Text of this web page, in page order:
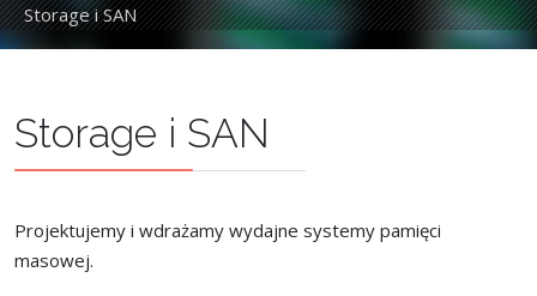
Storage i SAN
Storage i SAN
Projektujemy i wdrażamy wydajne systemy pamięci
masowej.